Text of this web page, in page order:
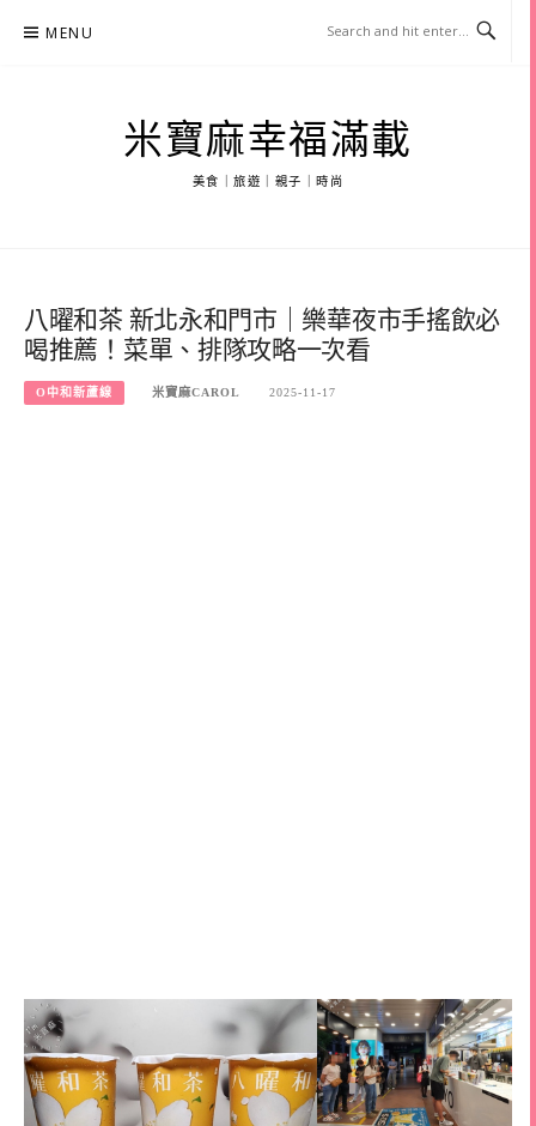
MENU
米寶麻幸福滿載
美食｜旅遊｜親子｜時尚
八曜和茶 新北永和門市｜樂華夜市手搖飲必
喝推薦！菜單、排隊攻略一次看
O中和新蘆線 米寶麻CAROL 2025-11-17